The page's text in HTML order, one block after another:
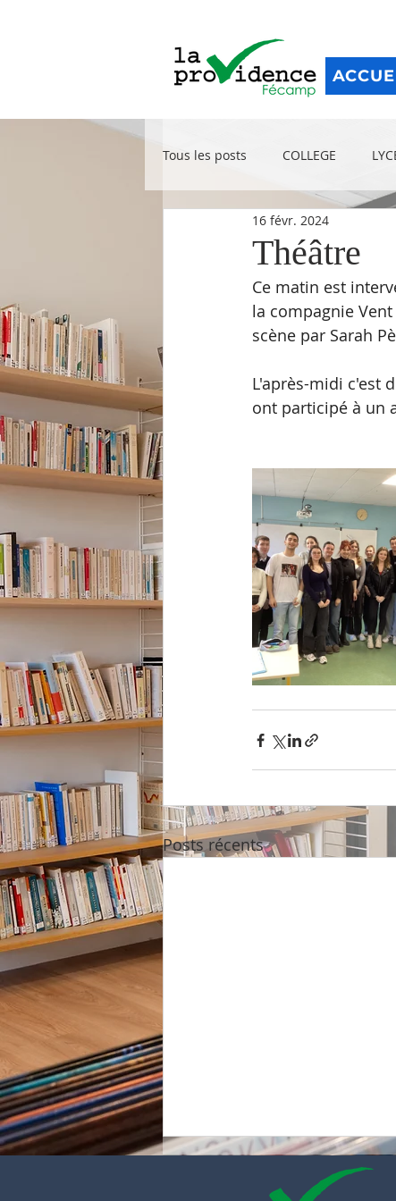
Tous les posts COLLEGE
Théâtre
16 févr. 2024
Ce matin est
la compagnie
scène par Sarah
L'après-midi c'est
ont participé à un
Posts récents